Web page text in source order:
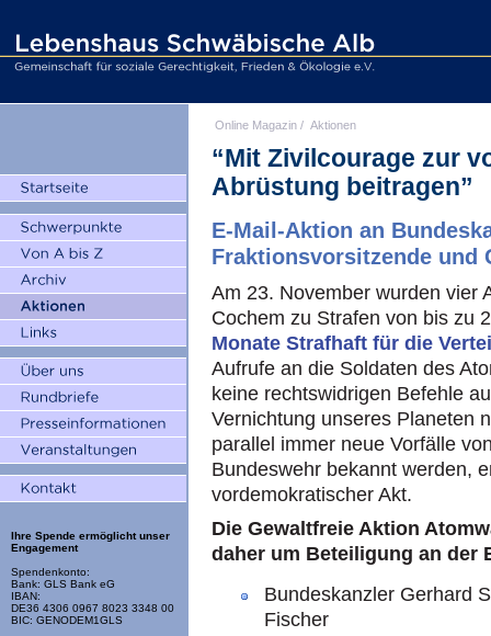
Ihre Spende ermöglicht unser
Engagement
Spendenkonto:
Bank: GLS Bank eG
IBAN:
DE36 4306 0967 8023 3348 00
BIC: GENODEM1GLS
Online Magazin / Aktionen
“Mit Zivilcourage zur
Abrüstung beitragen”
E-Mail-Aktion an
Fraktionsvorsitzende und
Am 23. November wurden vier
Cochem zu Strafen von bis zu
Monate Strafhaft für die
Aufrufe an die Soldaten des
keine rechtswidrigen Befehle
Vernichtung unseres Planeten
parallel immer neue Vorfälle
Bundeswehr bekannt werden,
vordemokratischer Akt.
Die Gewaltfreie Aktion
daher um Beteiligung an der
Bundeskanzler Gerhard
Fischer